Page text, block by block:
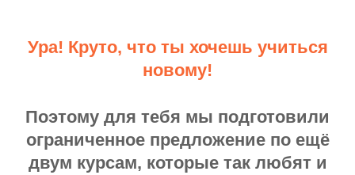
Ура! Круто, что ты хочешь учиться
новому!
Поэтому для тебя мы подготовили
ограниченное предложение по ещё
двум курсам, которые так любят и